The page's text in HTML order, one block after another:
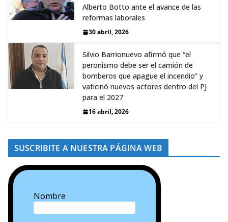
Alberto Botto ante el avance de las
reformas laborales
30 abril, 2026
Silvio Barrionuevo afirmó que “el
peronismo debe ser el camión de
bomberos que apague el incendio” y
vaticinó nuevos actores dentro del PJ
para el 2027
16 abril, 2026
SUSCRIBITE A NUESTRA PÁGINA WEB
Nombre